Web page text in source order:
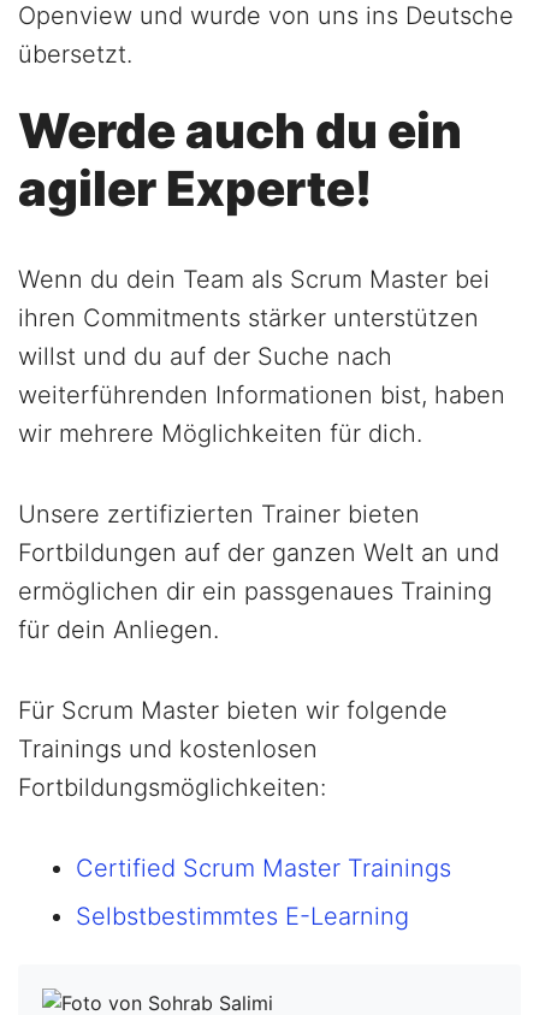
Openview und wurde von uns ins Deutsche
übersetzt.
Werde auch du ein
agiler Experte!
Wenn du dein Team als Scrum Master bei
ihren Commitments stärker unterstützen
willst und du auf der Suche nach
weiterführenden Informationen bist, haben
wir mehrere Möglichkeiten für dich.
Unsere zertifizierten Trainer bieten
Fortbildungen auf der ganzen Welt an und
ermöglichen dir ein passgenaues Training
für dein Anliegen.
Für Scrum Master bieten wir folgende
Trainings und kostenlosen
Fortbildungsmöglichkeiten:
Certified Scrum Master Trainings
Selbstbestimmtes E-Learning